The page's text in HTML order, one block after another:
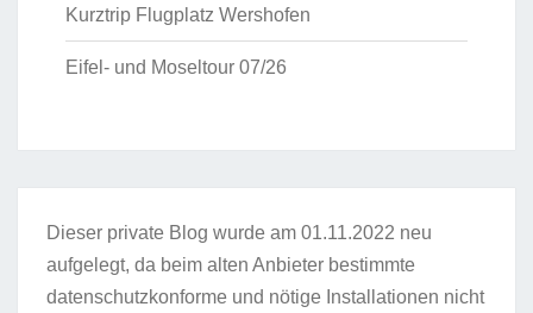
Kurztrip Flugplatz Wershofen
Eifel- und Moseltour 07/26
Dieser private Blog wurde am 01.11.2022 neu
aufgelegt, da beim alten Anbieter bestimmte
datenschutzkonforme und nötige Installationen nicht